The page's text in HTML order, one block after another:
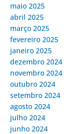
maio 2025
abril 2025
março 2025
fevereiro 2025
janeiro 2025
dezembro 2024
novembro 2024
outubro 2024
setembro 2024
agosto 2024
julho 2024
junho 2024